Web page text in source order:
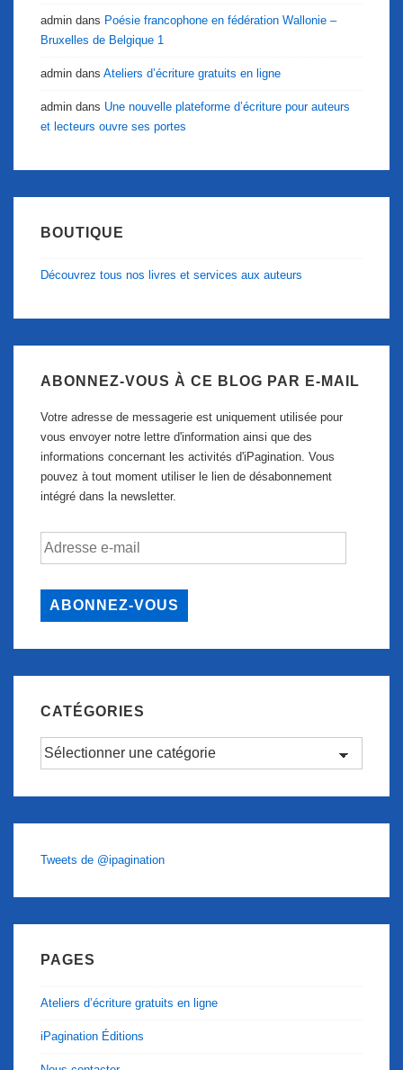
admin dans Poésie francophone en fédération Wallonie –
Bruxelles de Belgique 1
admin dans Ateliers d’écriture gratuits en ligne
admin dans Une nouvelle plateforme d’écriture pour auteurs
et lecteurs ouvre ses portes
BOUTIQUE
Découvrez tous nos livres et services aux auteurs
ABONNEZ-VOUS À CE BLOG PAR E-MAIL
Votre adresse de messagerie est uniquement utilisée pour
vous envoyer notre lettre d'information ainsi que des
informations concernant les activités d'iPagination. Vous
pouvez à tout moment utiliser le lien de désabonnement
intégré dans la newsletter.
Adresse
ABONNEZ-VOUS
CATÉGORIES
Catégories
Tweets de @ipagination
PAGES
Ateliers d’écriture gratuits en ligne
iPagination Éditions